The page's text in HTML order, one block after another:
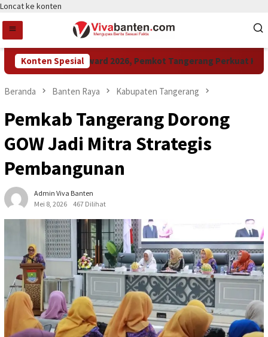
Loncat ke konten
Konten Spesial
Raih LPM Award 2026, Pemkot Tangerang Perkuat
Beranda Banten Raya Kabupaten Tangerang
Pemkab Tangerang Dorong
GOW Jadi Mitra Strategis
Pembangunan
Admin Viva Banten
Mei 8, 2026
467 Dilihat